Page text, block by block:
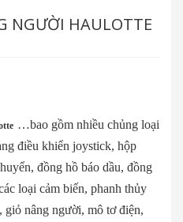
NGƯỜI HAULOTTE
…bao gồm nhiều chủng loại
điều khiển joystick, hộp
đồng hồ báo dầu, đồng
loại cảm biến, phanh thủy
nâng người, mô tơ điện,